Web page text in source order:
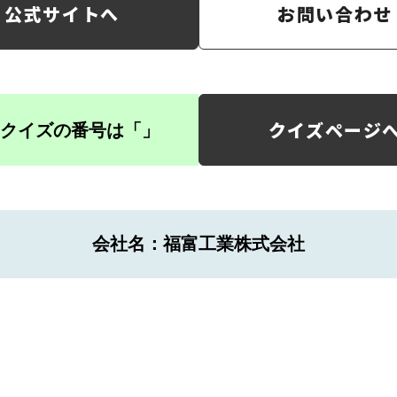
公式サイトへ お問い合わせ
イズの番号は「 」 クイズページ
会社名：福富工業株式会社